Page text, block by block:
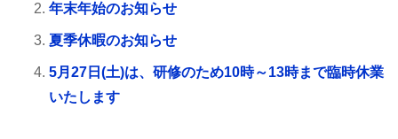
年末年始のお知らせ
夏季休暇のお知らせ
5月27日(土)は、研修のため10時～13時まで臨時休業
いたします